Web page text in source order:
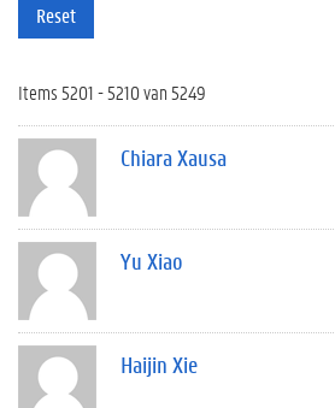
Reset
Items 5201 - 5210 van 5249
Chiara Xausa
Yu Xiao
Haijin Xie